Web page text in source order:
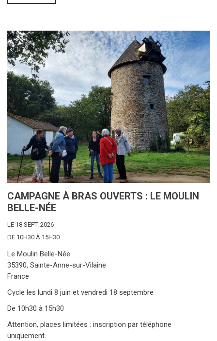
CAMPAGNE À BRAS OUVERTS : LE MOULIN
BELLE-NÉE
LE 18 SEPT. 2026
DE 10H30 À 15H30
Le Moulin Belle-Née
35390, Sainte-Anne-sur-Vilaine
France
Cycle les lundi 8 juin et vendredi 18 septembre
De 10h30 à 15h30
Attention, places limitées : inscription par téléphone
uniquement.